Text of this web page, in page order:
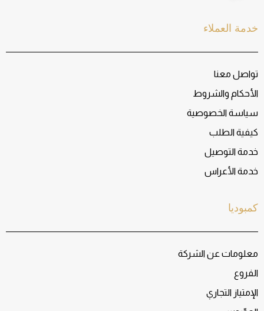
كمبوديا
معلومات عن الشركة
الفروع
الإمتياز التجاري
خدمة العملاء
تواصل معنا
الأحكام والشروط
سياسة الخصوصية
كيفية الطلب
خدمة التوصيل
خدمة الأعراس